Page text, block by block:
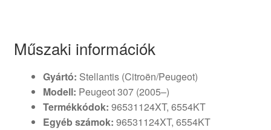
Műszaki információk
Gyártó: Stellantis (Citroën/Peugeot)
Modell: Peugeot 307 (2005–)
Termékkódok: 96531124XT, 6554KT
Egyéb számok: 96531124XT, 6554KT